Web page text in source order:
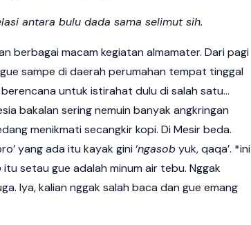
antara bulu dada sama selimut sih.
berbagai macam kegiatan almamater. Dari pagi
sampe di daerah perumahan tempat tinggal
untuk istirahat dulu di salah satu...
bakalan sering nemuin banyak angkringan
menikmati secangkir kopi. Di Mesir beda.
yang ada itu kayak gini ‘ngasobyuk, qaqa’. *ini
itu setau gue adalah minum air tebu. Nggak
Iya, kalian nggak salah baca dan gue emang